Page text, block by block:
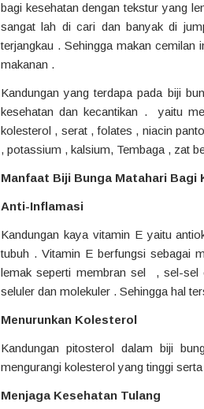
bagi kesehatan dengan tekstur yang
sangat lah di cari dan banyak di
terjangkau . Sehingga makan cemilan
makanan .
Kandungan yang terdapa pada biji
kesehatan dan kecantikan . yaitu
kolesterol , serat , folates , niacin
, potassium , kalsium, Tembaga , zat
Manfaat Biji Bunga Matahari Bagi
Anti-Inflamasi
Kandungan kaya vitamin E yaitu
tubuh . Vitamin E berfungsi sebagai
lemak seperti membran sel , sel-sel
seluler dan molekuler . Sehingga hal
Menurunkan Kolesterol
Kandungan pitosterol dalam biji
mengurangi kolesterol yang tinggi
Menjaga Kesehatan Tulang